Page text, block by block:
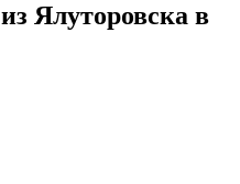
из Ялуторовска в